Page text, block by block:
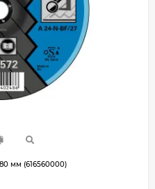
мм (616560000)